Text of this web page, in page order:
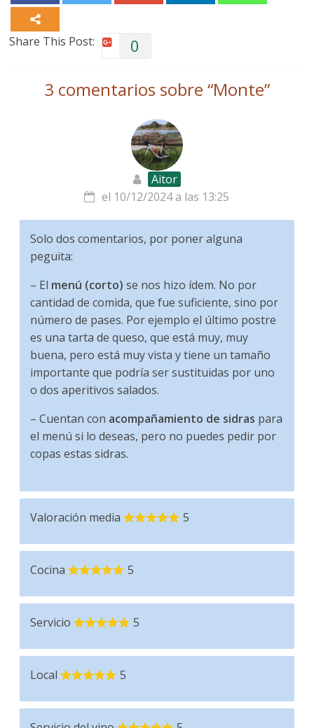
Share This Post: 0
3 comentarios sobre “Monte”
Aitor
el 10/12/2024 a las 13:25
Solo dos comentarios, por poner alguna
peguita:
– El menú (corto) se nos hizo ídem. No por
cantidad de comida, que fue suficiente, sino por
número de pases. Por ejemplo el último postre
es una tarta de queso, que está muy, muy
buena, pero está muy vista y tiene un tamaño
importante que podría ser sustituidas por uno
o dos aperitivos salados.
– Cuentan con acompañamiento de sidras para
el menú si lo deseas, pero no puedes pedir por
copas estas sidras.
Valoración media 5
Cocina 5
Servicio 5
Local 5